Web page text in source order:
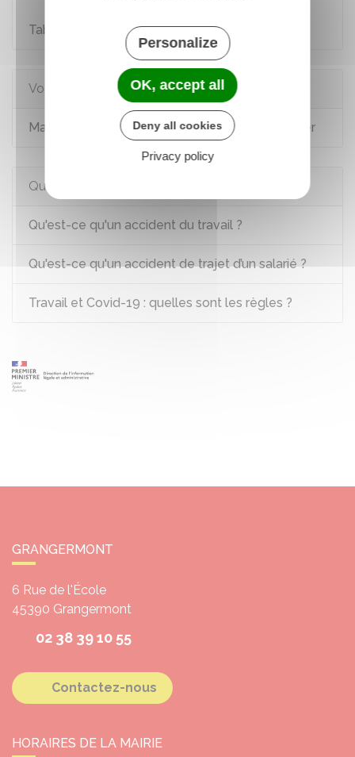
Tableaux des maladies professionnelles
Voir aussi
Maladie professionnelle : démarches à effectuer
Questions ? Réponses !
Qu'est-ce qu'un accident du travail ?
Qu'est-ce qu'un accident de trajet d’un salarié ?
Travail et Covid-19 : quelles sont les règles ?
GRANGERMONT
6 Rue de l'École
45390 Grangermont
02 38 39 10 55
Contactez-nous
HORAIRES DE LA MAIRIE
Personalize
OK, accept all
Deny all cookies
Privacy policy